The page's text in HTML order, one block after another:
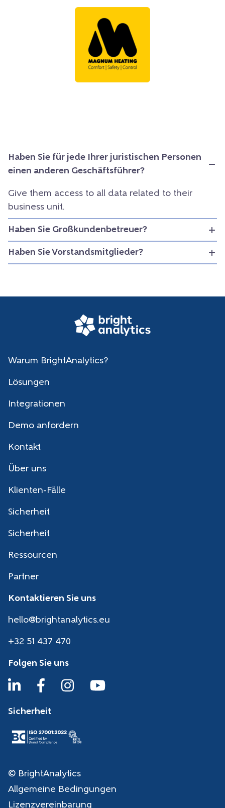
Haben Sie für jede Ihrer juristischen Personen
einen anderen Geschäftsführer?
Give them access to all data related to their
business unit.
Haben Sie Großkundenbetreuer?
Haben Sie Vorstandsmitglieder?
Warum BrightAnalytics?
Lösungen
Integrationen
Demo anfordern
Kontakt
Über uns
Klienten-Fälle
Sicherheit
Sicherheit
Ressourcen
Partner
Kontaktieren Sie uns
hello@brightanalytics.eu
+32 51 437 470
Folgen Sie uns
Sicherheit
© BrightAnalytics
Allgemeine Bedingungen
Lizenzvereinbarung